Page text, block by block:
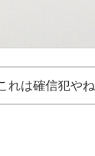
れは確信犯やね